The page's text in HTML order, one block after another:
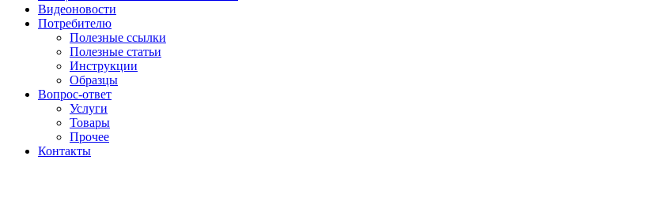
Видеоновости
Потребителю
Полезные ссылки
Полезные статьи
Инструкции
Образцы
Вопрос-ответ
Услуги
Товары
Прочее
Контакты